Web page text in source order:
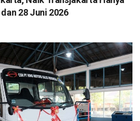
28 Juni 2026